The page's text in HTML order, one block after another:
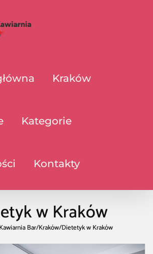
Kraków
Kategorie
Kontakty
w Kraków
Bar/Kraków/Dietetyk w Kraków